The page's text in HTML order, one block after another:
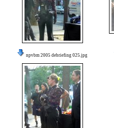
npvbm 2005 debriefing 025.jpg